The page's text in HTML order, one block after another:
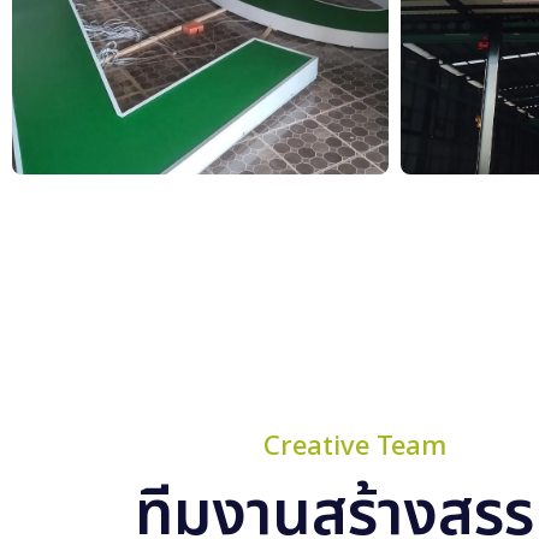
Creative Team
ทีมงานสร้างสร